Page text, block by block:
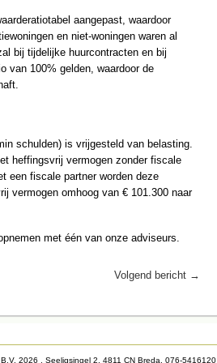
aangepast, waardoor
en niet-woningen waren al
bij tijdelijke huurcontracten en bij
van 100% gelden, waardoor de
schulden) is vrijgesteld van belasting.
heffingsvrij vermogen zonder fiscale
een fiscale partner worden deze
vermogen omhoog van € 101.300 naar
met één van onze adviseurs.
Volgend bericht →
2026 , Seeligsingel 2, 4811 CN Breda, 076-5416120